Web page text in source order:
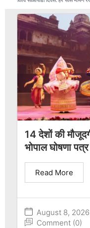
14 देशों की
भोपाल घोषणा
August 8, 2026
Comment (0)
Read More